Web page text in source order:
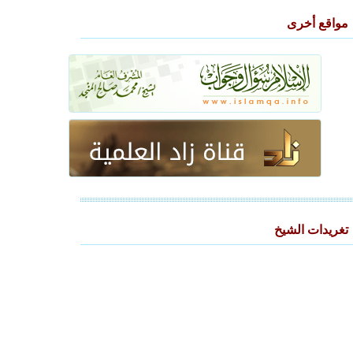
مواقع أخرى
تغريدات الشيخ